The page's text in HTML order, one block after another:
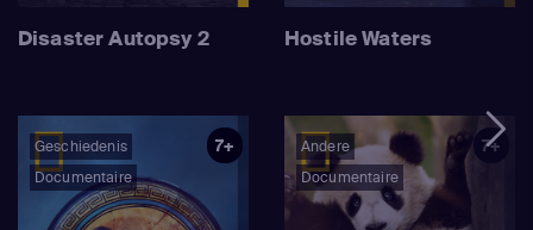
Disaster Autopsy 2 Hostile Waters
Geschiedenis
Documentaire
7+
Andere
Documentaire
7+